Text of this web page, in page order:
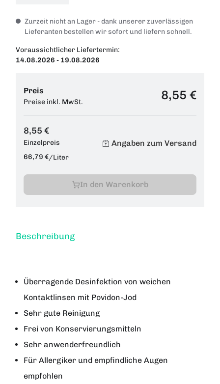
Zurzeit nicht an Lager - dank unserer zuverlässigen
Lieferanten bestellen wir sofort und liefern schnell.
Voraussichtlicher Liefertermin:
14.08.2026 - 19.08.2026
Preis
Preise inkl. MwSt. 8,55 €
8,55 €
Einzelpreis
66,79 €/Liter
Angaben zum Versand
In den Warenkorb
Beschreibung
Überragende Desinfektion von weichen
Kontaktlinsen mit Povidon-Jod
Sehr gute Reinigung
Frei von Konservierungsmitteln
Sehr anwenderfreundlich
Für Allergiker und empfindliche Augen
empfohlen